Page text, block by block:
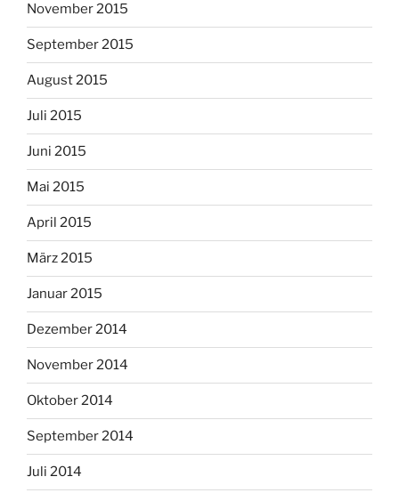
November 2015
September 2015
August 2015
Juli 2015
Juni 2015
Mai 2015
April 2015
März 2015
Januar 2015
Dezember 2014
November 2014
Oktober 2014
September 2014
Juli 2014